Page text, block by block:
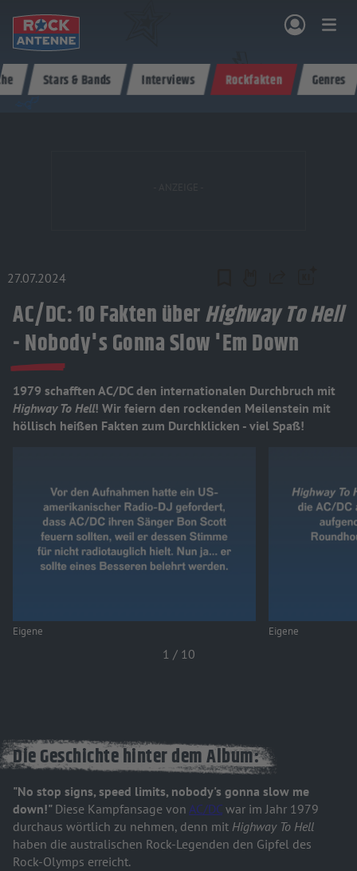
& PROGRAMM AKTIONEN & KONZERTE MUSIK ROCKCOMMUNITY SHOPPEN
Stars & Bands Interviews Rockfakten Genres
27.07.2024
AC/DC: 10 Fakten überHighway To Hell
- Nobody's Gonna Slow 'Em Down
1979 schafften AC/DC den internationalen Durchbruch mit
Highway To Hell! Wir feiern den rockenden Meilenstein mit
höllisch heißen Fakten zum Durchklicken - viel Spaß!
Eigene Eigene
1 / 10
Die Geschichte hinter dem Album:
"No stop signs, speed limits, nobody's gonna slow me
down!" Diese Kampfansage von AC/DC war im Jahr 1979
durchaus wörtlich zu nehmen, denn mit Highway To Hell
haben die australischen Rock-Legenden den Gipfel des
Rock-Olymps erreicht.